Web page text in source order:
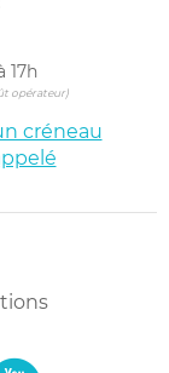
17h
opérateur)
créneau